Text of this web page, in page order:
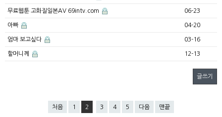
무료웹툰 고화질일본AV 69intv.com 06-23
아빠 04-20
엄마 보고싶다 03-16
할머니께 12-13
글쓰기
처음 1 2 3 4 5 다음 맨끝